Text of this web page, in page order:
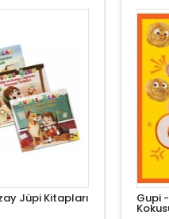
Jüpi Kitapları Gupi